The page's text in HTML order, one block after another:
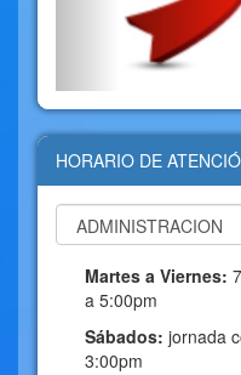
HORARIO DE
Martes a Viernes:
a 5:00pm
Sábados: jornada
3:00pm